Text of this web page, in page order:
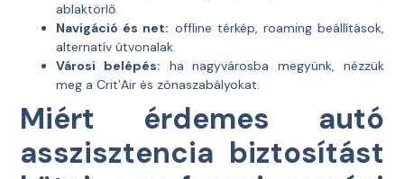
ablaktörlő.
Navigáció és net: offline térkép, roaming beállítások,
alternatív útvonalak.
Városi belépés: ha nagyvárosba megyünk, nézzük
meg a Crit’Air és zónaszabályokat.
Miért érdemes autó
asszisztencia biztosítást